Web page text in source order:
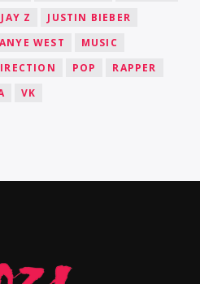
JAY Z
JUSTIN BIEBER
WEST
MUSIC
POP
RAPPER
VK